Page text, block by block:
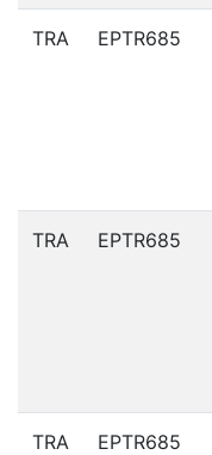
TRA EPTR685
TRA EPTR685
TRA EPTR685